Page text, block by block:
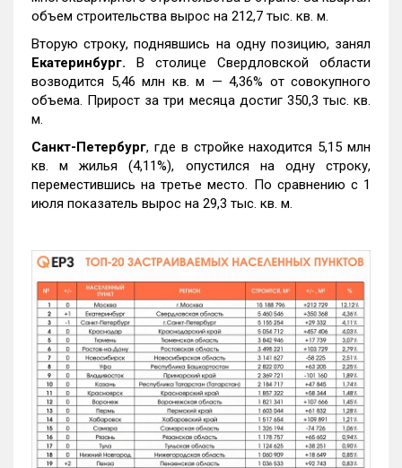
объем строительства вырос на 212,7 тыс. кв. м.
Вторую строку, поднявшись на одну позицию, занял
Екатеринбург. В столице Свердловской области
возводится 5,46 млн кв. м — 4,36% от совокупного
объема. Прирост за три месяца достиг 350,3 тыс. кв.
м.
Санкт-Петербург, где в стройке находится 5,15 млн
кв. м жилья (4,11%), опустился на одну строку,
переместившись на третье место. По сравнению с 1
июля показатель вырос на 29,3 тыс. кв. м.